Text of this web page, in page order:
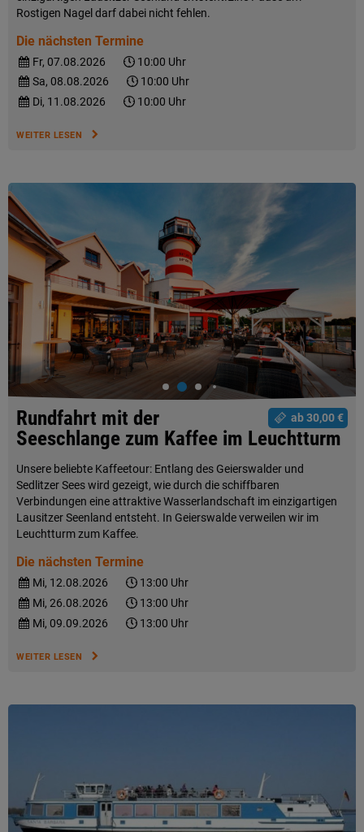
Rostigen Nagel darf dabei nicht fehlen.
Die nächsten Termine
Fr, 07.08.2026
10:00 Uhr
Sa, 08.08.2026
10:00 Uhr
Di, 11.08.2026
10:00 Uhr
WEITER LESEN
ab 30,00 €
Rundfahrt mit der
Seeschlange zum Kaffee im Leuchtturm
Unsere beliebte Kaffeetour: Entlang des Geierswalder und
Sedlitzer Sees wird gezeigt, wie durch die schiffbaren
Verbindungen eine attraktive Wasserlandschaft im einzigartigen
Lausitzer Seenland entsteht. In Geierswalde verweilen wir im
Leuchtturm zum Kaffee.
Die nächsten Termine
Mi, 12.08.2026
13:00 Uhr
Mi, 26.08.2026
13:00 Uhr
Mi, 09.09.2026
13:00 Uhr
WEITER LESEN